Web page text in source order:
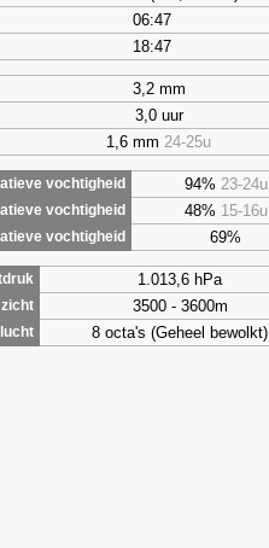
06:47
18:47
3,2 mm
3,0 uur
1,6 mm 24-25u
vochtigheid
94% 23-24u
vochtigheid 48% 15-16u
vochtigheid 69%
1.013,6 hPa
3500 - 3600m
8 octa's (Geheel bewolkt)